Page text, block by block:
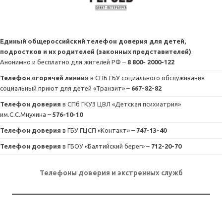
Единый общероссийский телефон доверия для детей,
подростков и их родителей (законных представителей).
Анонимно и бесплатно для жителей РФ – 8 800- 2000-122
Телефон «горячей линии» в СПБ ГБУ социального обслуживания
социальный приют для детей «Транзит» – 667-82-82
Телефон доверия в СПб ГКУЗ ЦВЛ «Детская психиатрия»
им.С.С.Мнухина – 576-10-10
Телефон доверия в ГБУ ГЦСП «Контакт» – 747-13-40
Телефон доверия в ГБОУ «Балтийский берег» – 712-20-70
Телефоны доверия и экстренных служб